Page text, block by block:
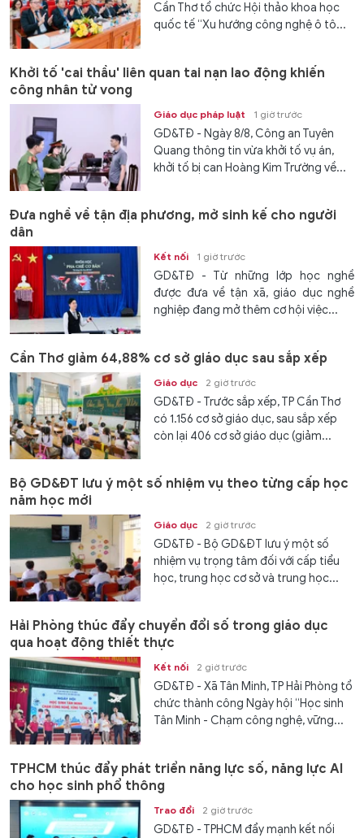
Cần Thơ tổ chức Hội thảo khoa học
quốc tế “Xu hướng công nghệ ô tô...
Khởi tố 'cai thầu' liên quan tai nạn lao động khiến
công nhân tử vong
Giáo dục pháp luật 1 giờ trước
GD&TĐ - Ngày 8/8, Công an Tuyên
Quang thông tin vừa khởi tố vụ án,
khởi tố bị can Hoàng Kim Trường về...
Đưa nghề về tận địa phương, mở sinh kế cho người
dân
Kết nối 1 giờ trước
GD&TĐ - Từ những lớp học nghề
được đưa về tận xã, giáo dục nghề
nghiệp đang mở thêm cơ hội việc...
Cần Thơ giảm 64,88% cơ sở giáo dục sau sắp xếp
Giáo dục 2 giờ trước
GD&TĐ - Trước sắp xếp, TP Cần Thơ
có 1.156 cơ sở giáo dục, sau sắp xếp
còn lại 406 cơ sở giáo dục (giảm...
Bộ GD&ĐT lưu ý một số nhiệm vụ theo từng cấp học
năm học mới
Giáo dục 2 giờ trước
GD&TĐ - Bộ GD&ĐT lưu ý một số
nhiệm vụ trọng tâm đối với cấp tiểu
học, trung học cơ sở và trung học...
Hải Phòng thúc đẩy chuyển đổi số trong giáo dục
qua hoạt động thiết thực
Kết nối 2 giờ trước
GD&TĐ - Xã Tân Minh, TP Hải Phòng tổ
chức thành công Ngày hội “Học sinh
Tân Minh - Chạm công nghệ, vững...
TPHCM thúc đẩy phát triển năng lực số, năng lực AI
cho học sinh phổ thông
Trao đổi 2 giờ trước
GD&TĐ - TPHCM đẩy mạnh kết nối